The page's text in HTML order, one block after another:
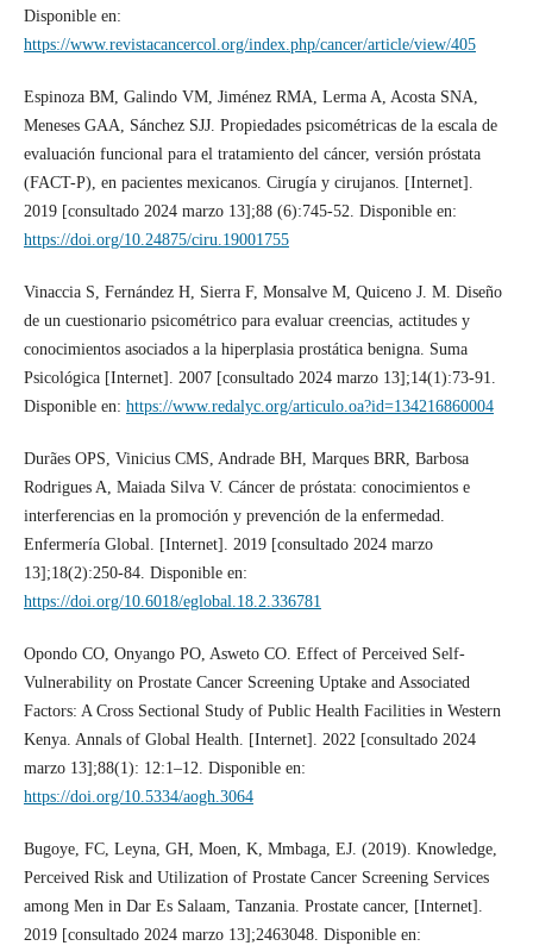
Disponible en:
https://www.revistacancercol.org/index.php/cancer/article/view/405
Espinoza BM, Galindo VM, Jiménez RMA, Lerma A, Acosta SNA,
Meneses GAA, Sánchez SJJ. Propiedades psicométricas de la escala de
evaluación funcional para el tratamiento del cáncer, versión próstata
(FACT-P), en pacientes mexicanos. Cirugía y cirujanos. [Internet].
2019 [consultado 2024 marzo 13];88 (6):745-52. Disponible en:
https://doi.org/10.24875/ciru.19001755
Vinaccia S, Fernández H, Sierra F, Monsalve M, Quiceno J. M. Diseño
de un cuestionario psicométrico para evaluar creencias, actitudes y
conocimientos asociados a la hiperplasia prostática benigna. Suma
Psicológica [Internet]. 2007 [consultado 2024 marzo 13];14(1):73-91.
Disponible en: https://www.redalyc.org/articulo.oa?id=134216860004
Durães OPS, Vinicius CMS, Andrade BH, Marques BRR, Barbosa
Rodrigues A, Maiada Silva V. Cáncer de próstata: conocimientos e
interferencias en la promoción y prevención de la enfermedad.
Enfermería Global. [Internet]. 2019 [consultado 2024 marzo
13];18(2):250-84. Disponible en:
https://doi.org/10.6018/eglobal.18.2.336781
Opondo CO, Onyango PO, Asweto CO. Effect of Perceived Self-
Vulnerability on Prostate Cancer Screening Uptake and Associated
Factors: A Cross Sectional Study of Public Health Facilities in Western
Kenya. Annals of Global Health. [Internet]. 2022 [consultado 2024
marzo 13];88(1): 12:1–12. Disponible en:
https://doi.org/10.5334/aogh.3064
Bugoye, FC, Leyna, GH, Moen, K, Mmbaga, EJ. (2019). Knowledge,
Perceived Risk and Utilization of Prostate Cancer Screening Services
among Men in Dar Es Salaam, Tanzania. Prostate cancer, [Internet].
2019 [consultado 2024 marzo 13];2463048. Disponible en: